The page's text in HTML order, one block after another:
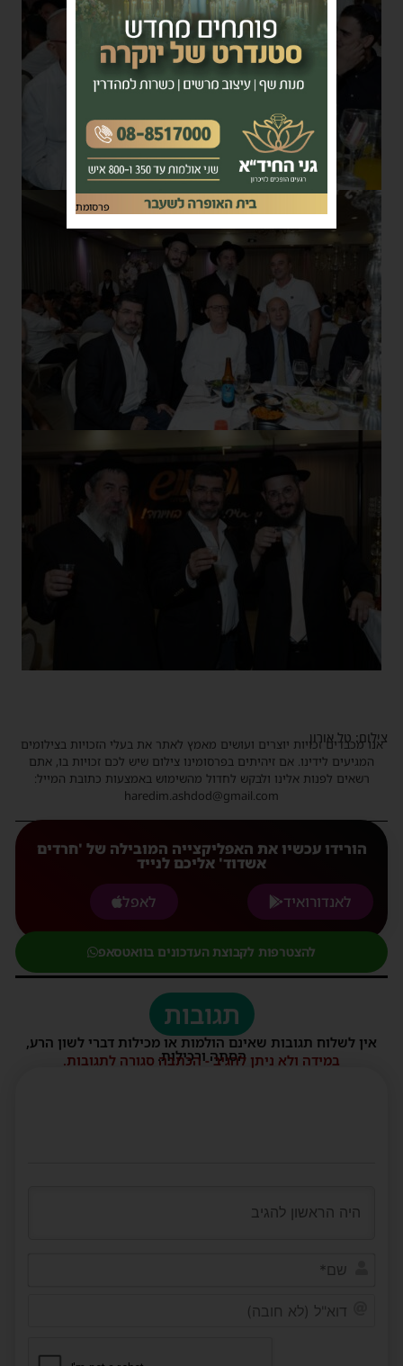
צילום: טל אורון
אנו מכבדים זכויות יוצרים ועושים מאמץ לאתר את בעלי הזכויות בצילומים
המגיעים לידינו. אם זיהיתים בפרסומינו צילום שיש לכם זכויות בו, אתם
רשאים לפנות אלינו ולבקש לחדול מהשימוש באמצעות כתובת המייל:
haredim.ashdod@gmail.com
הורידו עכשיו את האפליקצייה המובילה של 'חרדים
אשדוד' אליכם לנייד
לאנדורואיד
לאפל
להצטרפות לקבוצת העדכונים בוואטסאפ
תגובות
אין לשלוח תגובות שאינם הולמות או מכילות דברי לשון הרע,
הסתה ורכילות.
במידה ולא ניתן להגיב - הכתבה סגורה לתגובות.
פרסומת